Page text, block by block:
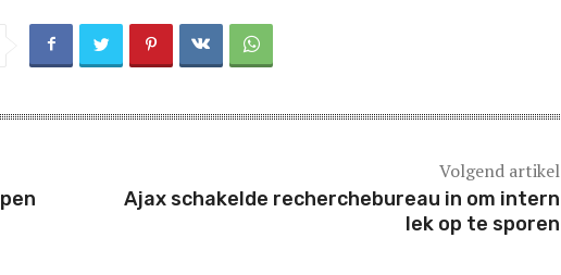
Volgend artikel
Ajax schakelde recherchebureau in om intern
lek op te sporen